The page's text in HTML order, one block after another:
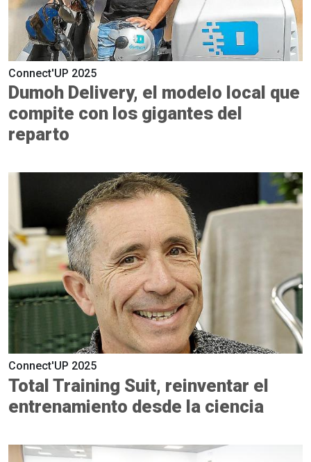
Connect'UP 2025
Dumoh Delivery, el modelo local que
compite con los gigantes del
reparto
Connect'UP 2025
Total Training Suit, reinventar el
entrenamiento desde la ciencia